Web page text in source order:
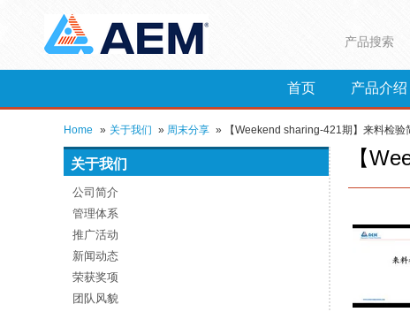
产品搜索
首页 产品介绍
Home » 关于我们 » 周末分享 » 【Weekend sharing-421期】来料检验
关于我们
公司简介
管理体系
推广活动
新闻动态
荣获奖项
团队风貌
【